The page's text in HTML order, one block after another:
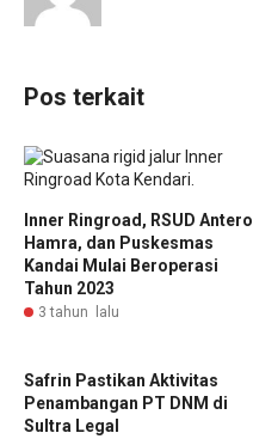
Pos terkait
Inner Ringroad, RSUD Antero
Hamra, dan Puskesmas
Kandai Mulai Beroperasi
Tahun 2023
3 tahun lalu
Safrin Pastikan Aktivitas
Penambangan PT DNM di
Sultra Legal